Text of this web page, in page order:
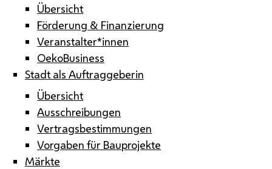
Übersicht
Förderung & Finanzierung
Veranstalter*innen
OekoBusiness
Stadt als Auftraggeberin
Übersicht
Ausschreibungen
Vertragsbestimmungen
Vorgaben für Bauprojekte
Märkte